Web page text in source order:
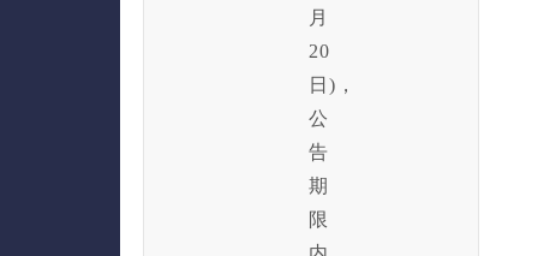
月
20
日)，
公
告
期
限